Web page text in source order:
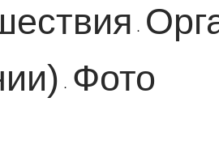
·
·
Фото